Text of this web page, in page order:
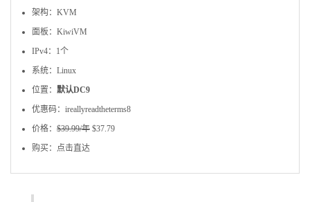
架构：KVM
面板：KiwiVM
IPv4：1个
系统：Linux
位置： 默认DC9
优惠码：ireallyreadtheterms8
价格： $39.99/年 $37.79
购买：点击直达